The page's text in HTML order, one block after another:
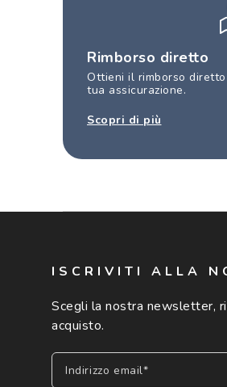
Rimborso diretto
Ottieni il rimborso
tua assicurazione.
Scopri di più
ISCRIVITI ALLA
Scegli la nostra newsletter,
acquisto.
Indirizzo email*